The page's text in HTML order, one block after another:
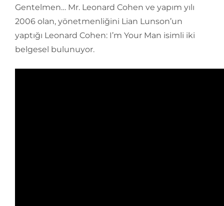
Gentelmen… Mr. Leonard Cohen ve yapım yılı
2006 olan, yönetmenliğini Lian Lunson’un
yaptığı Leonard Cohen: I’m Your Man isimli iki
belgesel bulunuyor.